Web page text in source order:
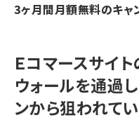
3ヶ月間月額無料のキャ
Ｅコマースサイ
ウォールを通過
ンから狙われて